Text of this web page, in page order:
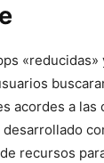
acordes a las
recursos